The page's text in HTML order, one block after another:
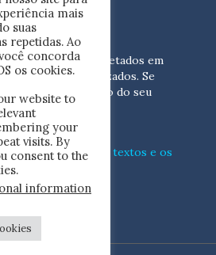
e sumários são coletados em
e sites especializados. Se
divulgar o acervo do seu
nós
processamos os textos e os
neste blog.
mais
suas
repetidas. Ao
concorda
os cookies.
website to
your
visits. By
consent to the
information